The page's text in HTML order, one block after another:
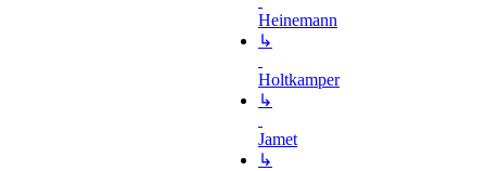
Heinemann
↳
Holtkamper
↳
Jamet
↳